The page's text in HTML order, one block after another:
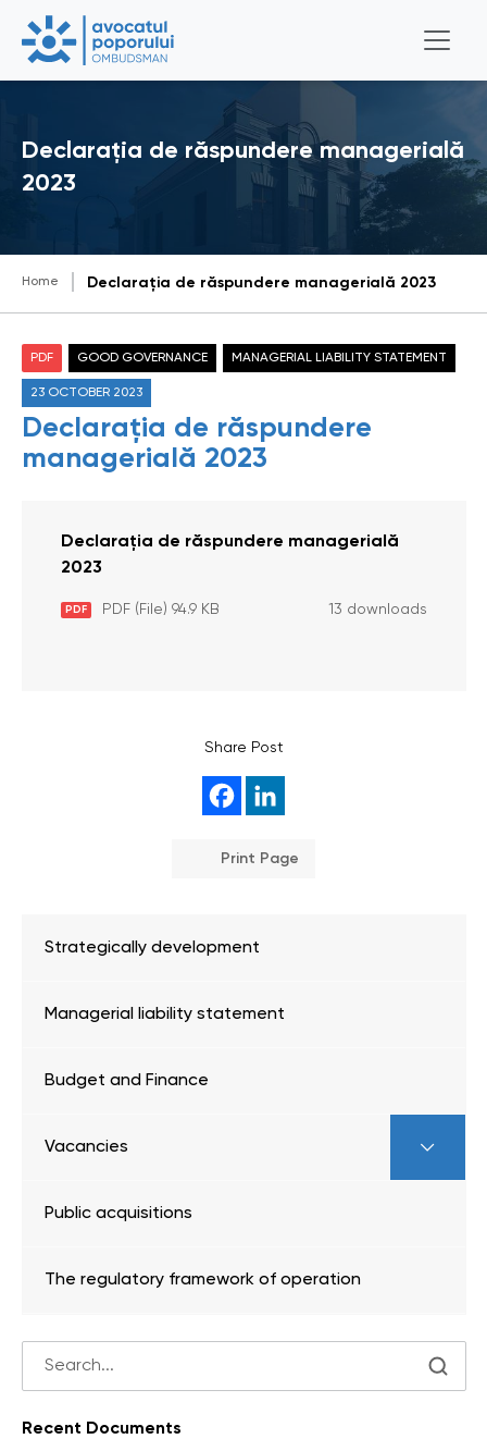
Declarația de răspundere managerială
2023
Home Declarația de răspundere managerială 2023
PDF GOOD GOVERNANCE MANAGERIAL LIABILITY STATEMENT
23 OCTOBER 2023
Declarația de răspundere
managerială 2023
Declarația de răspundere managerială
2023
PDF PDF (File) 94.9 KB 13 downloads
Share Post
Print Page
Strategically development
Managerial liability statement
Budget and Finance
Vacancies
Public acquisitions
The regulatory framework of operation
Recent Documents